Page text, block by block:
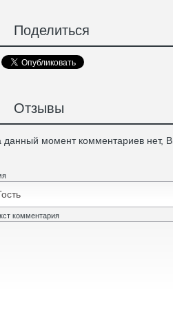
Поделиться
Отзывы
данный момент комментариев нет,
комментария